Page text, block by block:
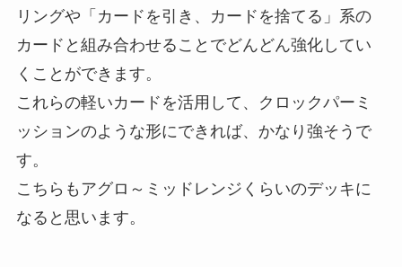
リングや「カードを引き、カードを捨てる」系の
カードと組み合わせることでどんどん強化してい
くことができます。
これらの軽いカードを活用して、クロックパーミ
ッションのような形にできれば、かなり強そうで
す。
こちらもアグロ～ミッドレンジくらいのデッキに
なると思います。